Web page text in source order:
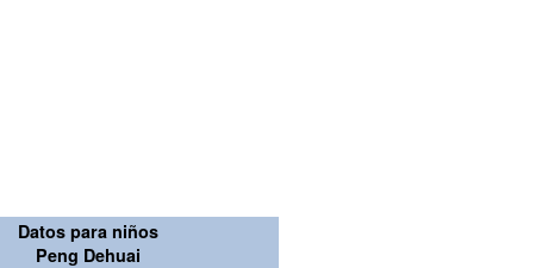
Datos para niños
Peng Dehuai